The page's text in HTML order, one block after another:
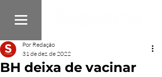
BH deixa de vacinar
Por Redação
31 de dez. de 2022